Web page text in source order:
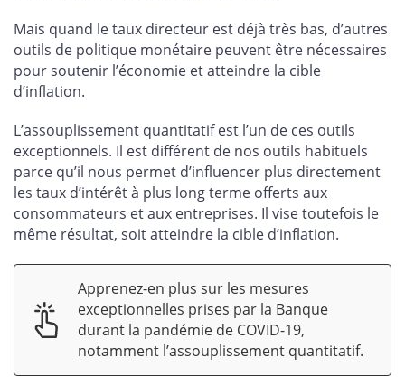
Mais quand le taux directeur est déjà très bas, d’autres
outils de politique monétaire peuvent être nécessaires
pour soutenir l’économie et atteindre la cible
d’inflation.
L’assouplissement quantitatif est l’un de ces outils
exceptionnels. Il est différent de nos outils habituels
parce qu’il nous permet d’influencer plus directement
les taux d’intérêt à plus long terme offerts aux
consommateurs et aux entreprises. Il vise toutefois le
même résultat, soit atteindre la cible d’inflation.
Apprenez-en plus sur les mesures
exceptionnelles prises par la Banque
durant la pandémie de COVID-19,
notamment l’assouplissement quantitatif.